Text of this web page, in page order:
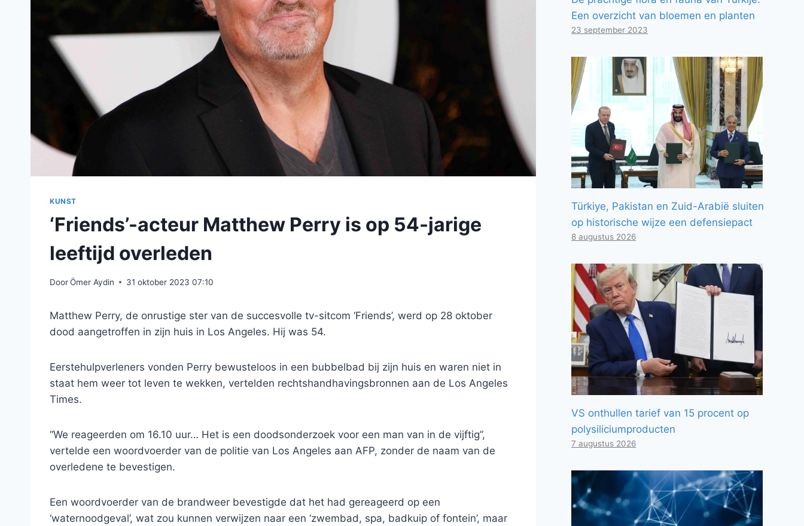
KUNST
‘Friends’-acteur Matthew Perry is op 54-jarige
leeftijd overleden
DoorÖmer Aydin 31 oktober 2023 07:10
Matthew Perry, de onrustige ster van de succesvolle tv-sitcom ‘Friends’, werd op 28 oktober
dood aangetroffen in zijn huis in Los Angeles. Hij was 54.
Eerstehulpverleners vonden Perry bewusteloos in een bubbelbad bij zijn huis en waren niet in
staat hem weer tot leven te wekken, vertelden rechtshandhavingsbronnen aan de Los Angeles
Times.
“We reageerden om 16.10 uur… Het is een doodsonderzoek voor een man van in de vijftig”,
vertelde een woordvoerder van de politie van Los Angeles aan AFP, zonder de naam van de
overledene te bevestigen.
Een woordvoerder van de brandweer bevestigde dat het had gereageerd op een
‘waternoodgeval’, wat zou kunnen verwijzen naar een ‘zwembad, spa, badkuip of fontein’, maar
Een overzicht van bloemen en planten
23 september 2023
Türkiye, Pakistan en Zuid-Arabië sluiten
op historische wijze een defensiepact
8 augustus 2026
VS onthullen tarief van 15 procent op
polysiliciumproducten
7 augustus 2026